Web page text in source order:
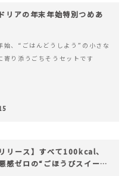
リアの年末年始特別つめあ
始、“ごはんどうしよう”の小さな
寄り添うごちそうセットです
リース】すべて100kcal、
感ゼロの“ごほうびスイー